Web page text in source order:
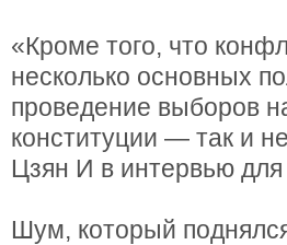
«Кроме того, что
несколько основных
проведение выборов
конституции — так и
Цзян И в интервью
Шум, который